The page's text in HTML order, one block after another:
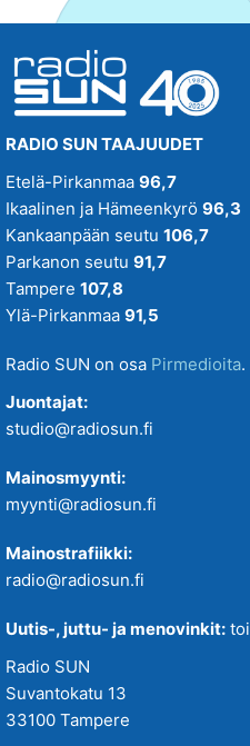
RADIO SUN TAAJUUDET
Etelä-Pirkanmaa 96,7
Ikaalinen ja Hämeenkyrö 96,3
Kankaanpään seutu 106,7
Parkanon seutu 91,7
Tampere 107,8
Ylä-Pirkanmaa 91,5
Radio SUN on osa Pirmedioita.
Juontajat:
studio@radiosun.fi
Mainosmyynti:
myynti@radiosun.fi
Mainostrafiikki:
radio@radiosun.fi
Uutis-, juttu- ja menovinkit:
Radio SUN
Suvantokatu 13
33100 Tampere